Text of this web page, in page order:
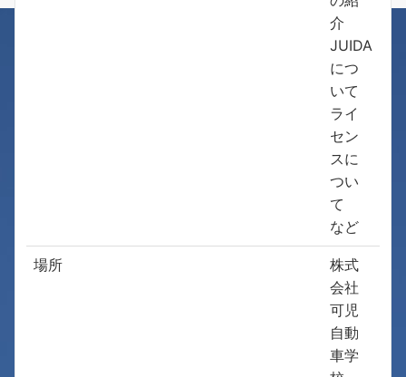
介
JUIDA
につ
いて
ライ
セン
スに
つい
て
など
場所
株式
会社
可児
自動
車学